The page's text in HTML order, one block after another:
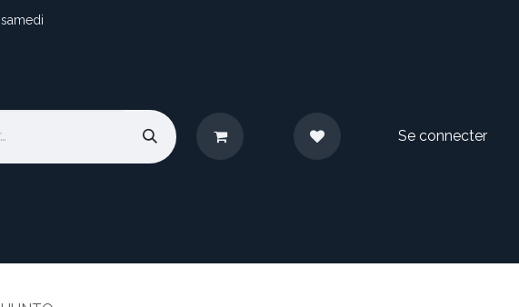
Se connecter